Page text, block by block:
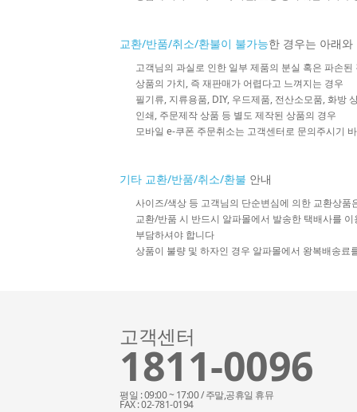
교환/반품/취소/환불이 불가능한 경우는 아래와
고객님의 과실로 인한 일부 제품의 분실 혹은 파손된
상품의 가치, 즉 재판매가 어렵다고 느껴지는 경우
필기류, 지류용품, DIY, 우드제품, 전산소모품, 화방
인쇄, 주문제작 상품 등 별도 제작된 상품의 경우
모바일 e-쿠폰 주문취소는 고객센터로 문의주시기
기타 교환/반품/취소/환불 안내
사이즈/색상 등 고객님의 단순변심에 의한 교환상
교환/반품 시 반드시 알파몰에서 발송한 택배사를
부담하셔야 합니다
상품이 불량 및 하자인 경우 알파몰에서 왕복배송료
고객센터
1811-0096
평일 : 09:00 ~ 17:00 / 주말,공휴일 휴뮤
FAX : 02-781-0194